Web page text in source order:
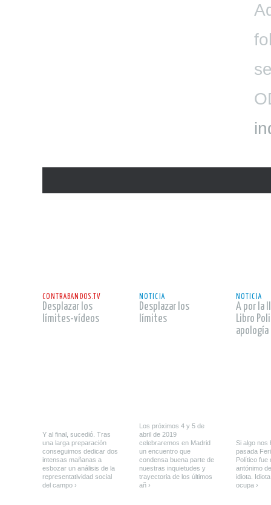
CONTRABANDOS.TV
Desplazar los
límites-vídeos
Y al final, sucedió. Tras
una larga preparación
conseguimos dedicar dos
intensas mañanas a
esbozar un análisis de la
representatividad social
del campo ›
NOTICIA
Desplazar los
límites
Los próximos 4 y 5 de
abril de 2019
celebraremos en Madrid
un encuentro que
condensa buena parte de
nuestras inquietudes y
trayectoria de los últimos
añ ›
NOTICIA
A por la
Libro
Si algo nos
pasada
Político fue
antónimo
idiota.
ocupa ›